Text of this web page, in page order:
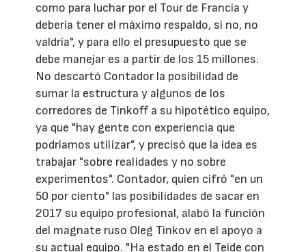
como para luchar por el Tour de Francia y
debería tener el máximo respaldo, si no, no
valdría", y para ello el presupuesto que se
debe manejar es a partir de los 15 millones.
No descartó Contador la posibilidad de
sumar la estructura y algunos de los
corredores de Tinkoff a su hipotético equipo,
ya que "hay gente con experiencia que
podríamos utilizar", y precisó que la idea es
trabajar "sobre realidades y no sobre
experimentos". Contador, quien cifró "en un
50 por ciento" las posibilidades de sacar en
2017 su equipo profesional, alabó la función
del magnate ruso Oleg Tinkov en el apoyo a
su actual equipo. "Ha estado en el Teide con